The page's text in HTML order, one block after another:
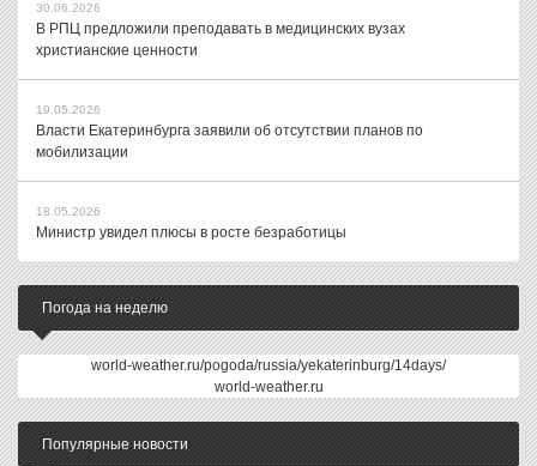
30.06.2026
В РПЦ предложили преподавать в медицинских вузах
христианские ценности
19.05.2026
Власти Екатеринбурга заявили об отсутствии планов по
мобилизации
18.05.2026
Министр увидел плюсы в росте безработицы
Погода на неделю
world-weather.ru/pogoda/russia/yekaterinburg/14days/
world-weather.ru
Популярные новости